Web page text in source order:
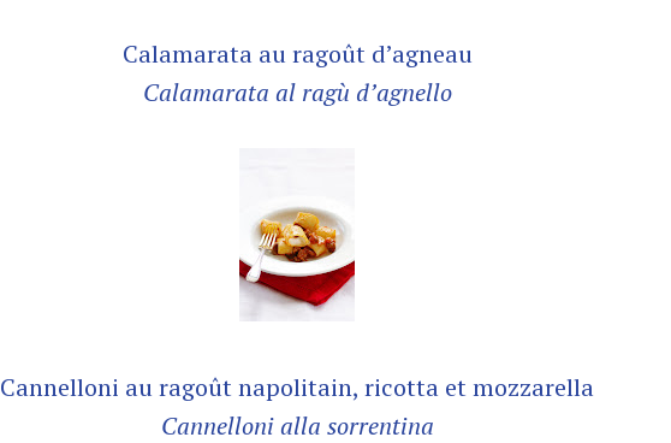
Calamarata au ragoût d’agneau
Calamarata al ragù d’agnello
Cannelloni au ragoût napolitain, ricotta et mozzarella
Cannelloni alla sorrentina